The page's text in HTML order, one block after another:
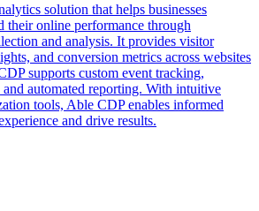
solution that helps businesses
their online performance through
and analysis. It provides visitor
and conversion metrics across websites
supports custom event tracking,
and automated reporting. With intuitive
tools, Able CDP enables informed
and drive results.